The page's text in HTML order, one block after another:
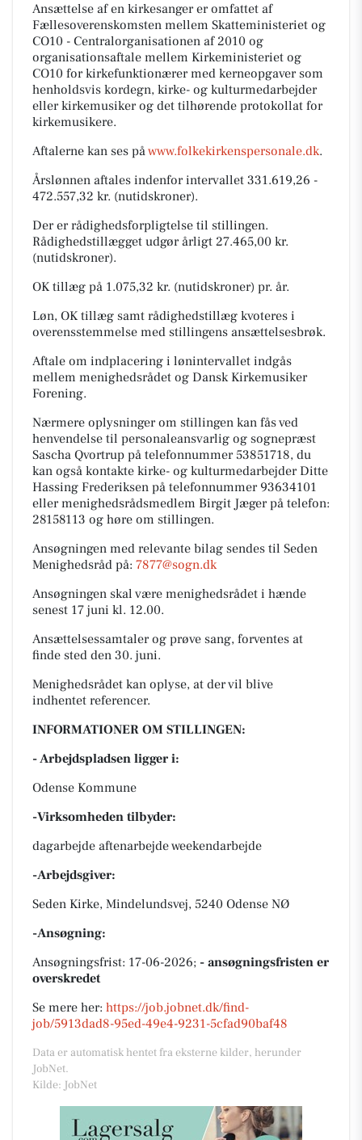
Ansættelse af en kirkesanger er omfattet af
Fællesoverenskomsten mellem Skatteministeriet og
CO10 - Centralorganisationen af 2010 og
organisationsaftale mellem Kirkeministeriet og
CO10 for kirkefunktionærer med kerneopgaver som
henholdsvis kordegn, kirke- og kulturmedarbejder
eller kirkemusiker og det tilhørende protokollat for
kirkemusikere.
Aftalerne kan ses påwww.folkekirkenspersonale.dk.
Årslønnen aftales indenfor intervallet 331.619,26 -
472.557,32 kr. (nutidskroner).
Der er rådighedsforpligtelse til stillingen.
Rådighedstillægget udgør årligt 27.465,00 kr.
(nutidskroner).
OK tillæg på 1.075,32 kr. (nutidskroner) pr. år.
Løn, OK tillæg samt rådighedstillæg kvoteres i
overensstemmelse med stillingens ansættelsesbrøk.
Aftale om indplacering i lønintervallet indgås
mellem menighedsrådet og Dansk Kirkemusiker
Forening.
Nærmere oplysninger om stillingen kan fås ved
henvendelse til personaleansvarlig og sognepræst
Sascha Qvortrup på telefonnummer 53851718, du
kan også kontakte kirke- og kulturmedarbejder Ditte
Hassing Frederiksen på telefonnummer 93634101
eller menighedsrådsmedlem Birgit Jæger på telefon:
28158113 og høre om stillingen.
Ansøgningen med relevante bilag sendes til Seden
Menighedsråd på: 7877@sogn.dk
Ansøgningen skal være menighedsrådet i hænde
senest 17 juni kl. 12.00.
Ansættelsessamtaler og prøve sang, forventes at
finde sted den 30. juni.
Menighedsrådet kan oplyse, at der vil blive
indhentet referencer.
INFORMATIONER OM STILLINGEN:
- Arbejdspladsen ligger i:
Odense Kommune
-Virksomheden tilbyder:
dagarbejde aftenarbejde weekendarbejde
-Arbejdsgiver:
Seden Kirke, Mindelundsvej, 5240 Odense NØ
-Ansøgning:
Ansøgningsfrist: 17-06-2026; - ansøgningsfristen er
overskredet
Se mere her: https://job.jobnet.dk/find-
job/5913dad8-95ed-49e4-9231-5cfad90baf48
Data er automatisk hentet fra eksterne kilder, herunder
JobNet.
Kilde: JobNet